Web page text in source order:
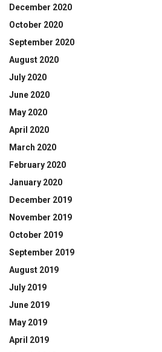
December 2020
October 2020
September 2020
August 2020
July 2020
June 2020
May 2020
April 2020
March 2020
February 2020
January 2020
December 2019
November 2019
October 2019
September 2019
August 2019
July 2019
June 2019
May 2019
April 2019